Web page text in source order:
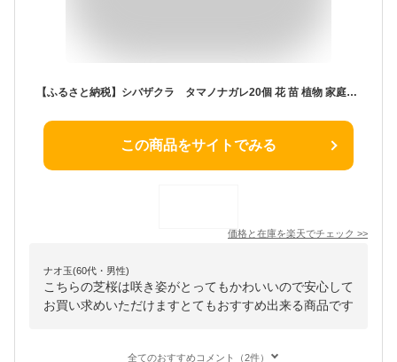
【ふるさと納税】シバザクラ タマノナガレ20個 花 苗 植物 家庭菜園 花壇 プランター ガーデニング 芝桜（BS159）
この商品をサイトでみる
価格と在庫を楽天でチェック >>
ナオ玉(60代・男性)
こちらの芝桜は咲き姿がとってもかわいいので安心して
お買い求めいただけますとてもおすすめ出来る商品です
全てのおすすめコメント（2件）